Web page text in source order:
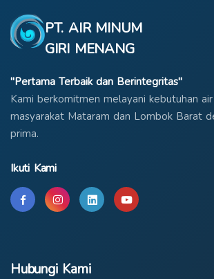
PT. AIR MINUM
GIRI MENANG
"Pertama Terbaik dan Berintegritas"
Kami berkomitmen melayani kebutuhan
masyarakat Mataram dan Lombok Barat
prima.
Ikuti Kami
Hubungi Kami